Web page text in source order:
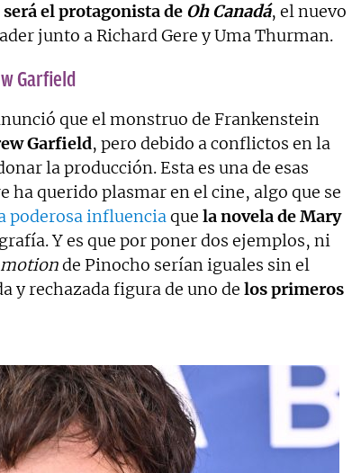
será el protagonista de Oh Canadá, el nuevo
junto a Richard Gere y Uma Thurman.
Garfield
que el monstruo de Frankenstein
Garfield, pero debido a conflictos en la
la producción. Esta es una de esas
ha querido plasmar en el cine, algo que se
poderosa influenciaque la novela de Mary
Y es que por poner dos ejemplos, ni
de Pinocho serían iguales sin el
y rechazada figura de uno de los primeros